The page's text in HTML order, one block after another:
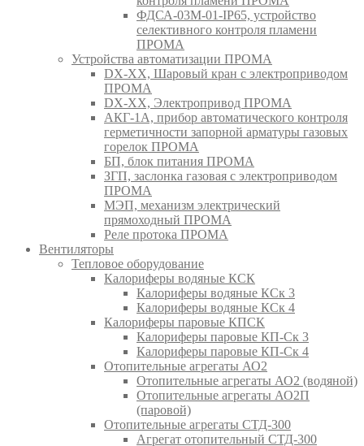
ФДСА-03М-01-IP65, устройство
селективного контроля пламени
ПРОМА
Устройства автоматизации ПРОМА
DX-XX, Шаровый кран c электроприводом
ПРОМА
DX-XX, Электропривод ПРОМА
АКГ-1А, прибор автоматического контроля
герметичности запорной арматуры газовых
горелок ПРОМА
БП, блок питания ПРОМА
ЗГП, заслонка газовая с электроприводом
ПРОМА
МЭП, механизм электрический
прямоходный ПРОМА
Реле протока ПРОМА
Вентиляторы
Тепловое оборудование
Калориферы водяные КСК
Калориферы водяные КСк 3
Калориферы водяные КСк 4
Калориферы паровые КПСК
Калориферы паровые КП-Ск 3
Калориферы паровые КП-Ск 4
Отопительные агрегаты АО2
Отопительные агрегаты АО2 (водяной)
Отопительные агрегаты АО2П
(паровой)
Отопительные агрегаты СТД-300
Агрегат отопительный СТД-300